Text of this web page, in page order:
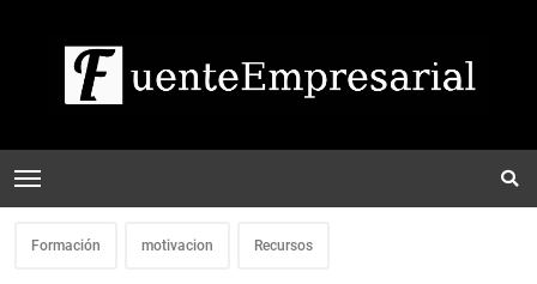
Formación motivacion Recursos